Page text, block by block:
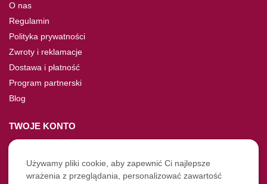
O nas
Regulamin
Polityka prywatności
Zwroty i reklamacje
Dostawa i płatność
Program partnerski
Blog
TWOJE KONTO
Moje konto
Nie pamiętasz hasła?
Twoje zamówienia
Używamy pliki cookie, aby zapewnić Ci najlepsze
wrażenia z przeglądania, personalizować zawartość